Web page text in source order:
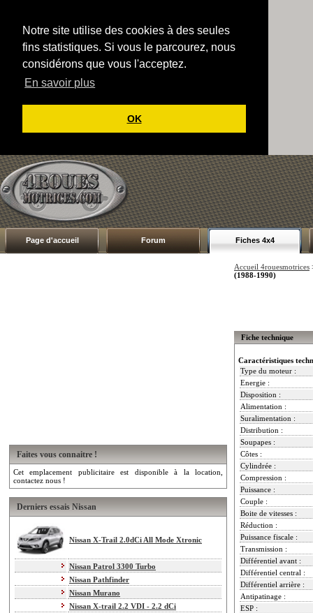
Notre site utilise des cookies à des seules
fins statistiques. Si vous le parcourez, nous
considérons que vous l'acceptez.
En savoir plus
OK
Page d'accueil Forum Fiches 4x4
Faites vous connaitre !
Cet emplacement publicitaire est disponible à la location,
contactez nous !
Derniers essais Nissan
Nissan X-Trail 2.0dCi All Mode Xtronic
Nissan Patrol 3300 Turbo
Nissan Pathfinder
Nissan Murano
Nissan X-trail 2.2 VDI - 2.2 dCi
Accueil 4rouesmotrices
(1988-1990)
Fiche technique
Caractéristiques
Type du moteur :
Energie :
Disposition :
Alimentation :
Suralimentation :
Distribution :
Soupapes :
Côtes :
Cylindrée :
Compression :
Puissance :
Couple :
Boite de vitesses :
Réduction :
Puissance fiscale :
Transmission :
Différentiel avant :
Différentiel central :
Différentiel arrière :
Antipatinage :
ESP :